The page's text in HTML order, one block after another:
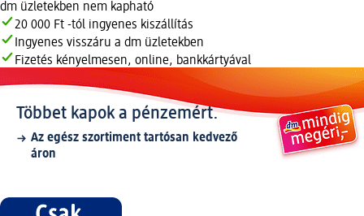
dm üzletekben nem kapható
20 000 Ft -tól ingyenes kiszállítás
Ingyenes visszáru a dm üzletekben
Fizetés kényelmesen, online, bankkártyával
Többet kapok a pénzemért.
Az egész szortiment tartósan kedvező
áron